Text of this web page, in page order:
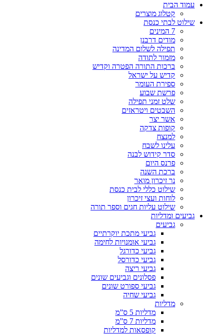
עמוד הבית
קטלוג מוצרים
שילוט לבתי כנסת
7 המינים
מודים דרבנן
תפילה לשלום המדינה
מזמור לתודה
ברכות התורה הפטרה וקדיש
קדיש על ישראל
ספירת העומר
פרשת שבוע
שלט זמני תפילה
השבטים ויטראזים
אשר יצר
קופות צדקה
למנצח
עלינו לשבח
סדר קידוש לבנה
פרנס היום
ברכת השנה
נר זיכרון מואר
שילוט כללי לבית כנסת
לוחות ועצי זיכרון
שילוט עליות חגים וספר תורה
גביעים ומדליות
גביעים
גביעי מתכת יוקרתיים
גביעי אומנויות לחימה
גביעי כדורגל
גביעי כדורסל
גביעי ריצה
פסלונים וגביעים שונים
גביעי ספורט שונים
גביעי שחיה
מדליות
מדליות 5 ס”מ
מדליות 7 ס”מ
קופסאות למדליות